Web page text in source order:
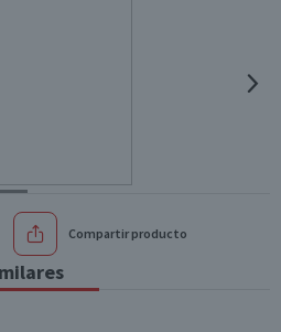
Compartir producto